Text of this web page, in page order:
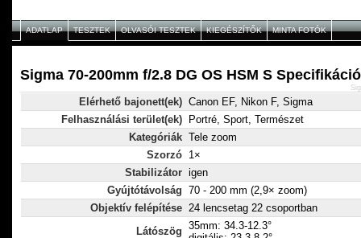
ADATLAP TESZTEK OLVASÓI TESZTEK KIEGÉSZÍTŐK MINTA FOTÓK
Sigma 70-200mm f/2.8 DG OS HSM S Specifikáció
Elérhető bajonett(ek) Canon EF, Nikon F, Sigma
Felhasználási terület(ek)
Portré, Sport, Természet
Kategóriák Tele zoom
Szorzó 1×
Stabilizátor igen
Gyújtótávolság 70 - 200 mm (2,9× zoom)
Objektív felépítése 24 lencsetag 22 csoportban
Látószög 35mm: 34.3-12.3°